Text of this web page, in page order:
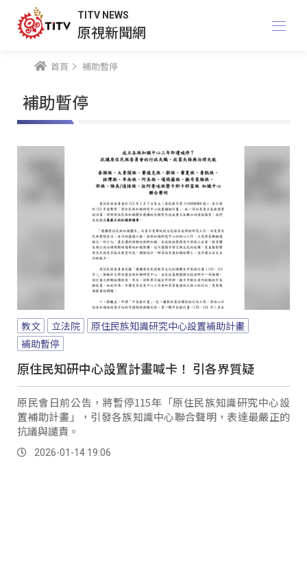
TITV NEWS
原視新聞網
首頁 補助暫停
補助暫停
教文 立法院
原住民族知識研究中心設置補助計畫
補助暫停
原住民知研中心設置計畫喊卡！ 引各界質疑
原民會日前公告，將暫停115年「原住民族知識研究中心設
置補助計畫」，引發各族知識中心聯合聲明，表達最嚴正的
抗議與譴責。
2026-01-14 19:06